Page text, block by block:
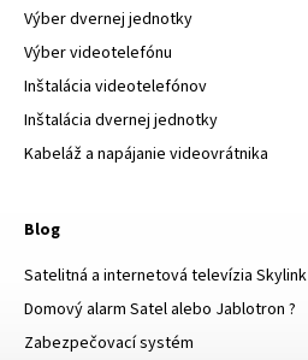
Výber dvernej jednotky
Výber videotelefónu
Inštalácia videotelefónov
Inštalácia dvernej jednotky
Kabeláž a napájanie videovrátnika
Blog
Satelitná a internetová televízia Skylink
Domový alarm Satel alebo Jablotron ?
Zabezpečovací systém